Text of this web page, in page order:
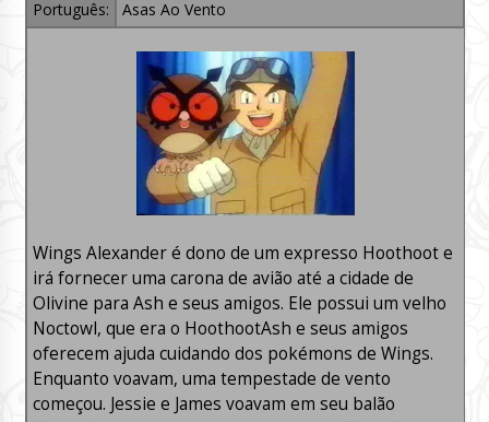
Português: Asas Ao Vento
Wings Alexander é dono de um expresso Hoothoot e
irá fornecer uma carona de avião até a cidade de
Olivine para Ash e seus amigos. Ele possui um velho
Noctowl, que era o HoothootAsh e seus amigos
oferecem ajuda cuidando dos pokémons de Wings.
Enquanto voavam, uma tempestade de vento
começou. Jessie e James voavam em seu balão